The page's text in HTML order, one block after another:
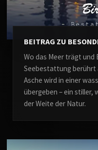
BEITRAG ZU
Wo das Meer trägt und
Seebestattung berührt
Asche wird in einer
übergeben – ein stiller,
der Weite der Natur.